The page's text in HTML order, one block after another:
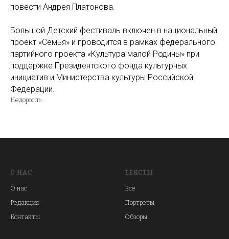
повести Андрея Платонова.
Большой Детский фестиваль включен в национальный
проект «Семья» и проводится в рамках федерального
партийного проекта «Культура малой Родины» при
поддержке Президентского фонда культурных
инициатив и Министерства культуры Российской
Федерации.
Недоросль
О НАС
О нас
Редакция
Контакты
ТЕКСТЫ
Все
Портреты
Обзоры